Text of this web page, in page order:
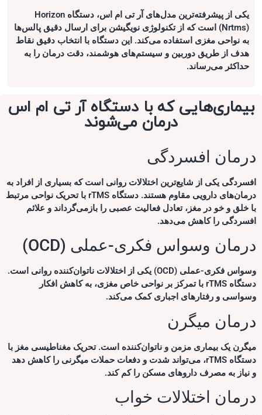
یکی از پیشرفته‌ترین مدل‌های آر تی ام اس، دستگاه Horizon
(Nrtms) است که از تکنولوژی نویگیشن برای ارسال دقیق پالس‌ها
به نواحی مغزی استفاده می‌کند. این دستگاه با انتخاب دقیق نقاط
هدف از طریق دوربین و سیستم‌های هوشمند، دقت درمان را به
حداکثر می‌رساند.
بیماری‌هایی که با دستگاه آر تی ام اس
درمان می‌شوند
درمان افسردگی
افسردگی یکی از شایع‌ترین اختلالات روانی است که بسیاری از افراد به
درمان‌های دارویی مقاوم هستند. دستگاه rTMS با تحریک نواحی مرتبط
با خلق و خو در مغز، تعادل فعالیت عصبی را بازمی‌گرداند و علائم
افسردگی را کاهش می‌دهد.
درمان وسواس فکری-عملی (OCD)
وسواس فکری-عملی (OCD) یکی از اختلالات ناتوان‌کننده روانی است.
دستگاه rTMS با تمرکز بر نواحی خاص مغزی، به کاهش افکار
وسواسی و رفتارهای اجباری کمک می‌کند.
درمان میگرن
میگرن یک بیماری مزمن و ناتوان‌کننده است. تحریک مغناطیسی مغز با
دستگاه rTMS، می‌تواند شدت و دفعات حملات میگرنی را کاهش دهد
و نیاز به مصرف داروهای مسکن را کم کند.
درمان اختلالات خواب